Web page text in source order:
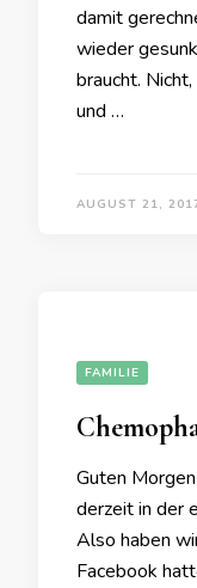
damit
wieder
braucht.
und …
AUGUST 21,
FAMILIE
Guten
derzeit in der
Also haben
Facebook